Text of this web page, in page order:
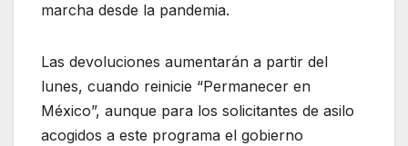
marcha desde la pandemia.
Las devoluciones aumentarán a partir del
lunes, cuando reinicie “Permanecer en
México”, aunque para los solicitantes de asilo
acogidos a este programa el gobierno